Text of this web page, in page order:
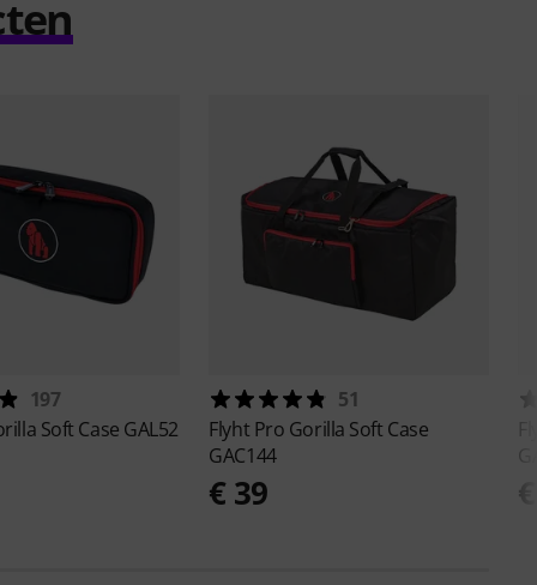
197
Soft Case GAL52
51
Flyht Pro Gorilla Soft Case
GAC144
€ 39